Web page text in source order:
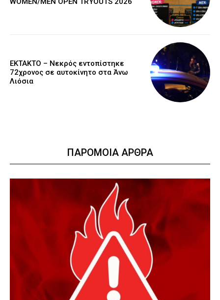
EKTAKTO – Νεκρός εντοπίστηκε
72χρονος σε αυτοκίνητο στα Άνω
Λιόσια
ΠΑΡΟΜΟΙΑ ΑΡΘΡΑ